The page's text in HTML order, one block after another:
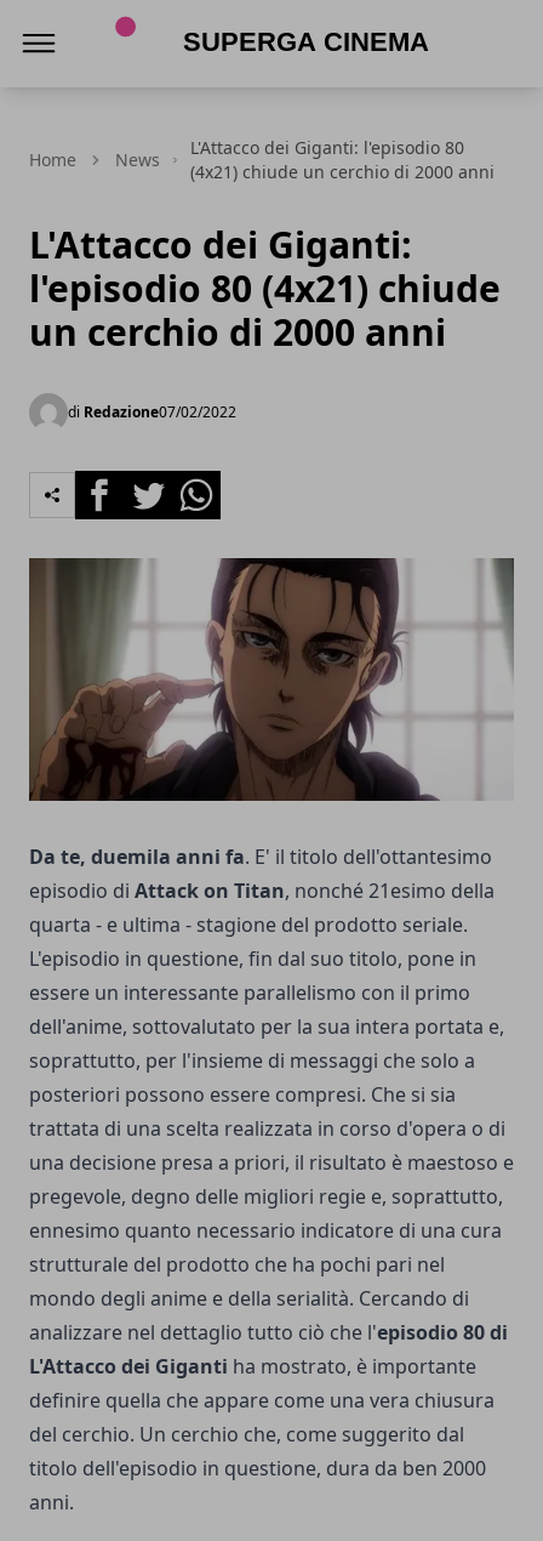
Home News
L'Attacco dei Giganti: l'episodio 80
(4x21) chiude un cerchio di 2000 anni
L'Attacco dei Giganti:
l'episodio 80 (4x21) chiude
un cerchio di 2000 anni
di Redazione07/02/2022
FacebookTwitterWhatsapp
Da te, duemila anni fa. E' il titolo dell'ottantesimo
episodio di Attack on Titan, nonché 21esimo della
quarta - e ultima - stagione del prodotto seriale.
L'episodio in questione, fin dal suo titolo, pone in
essere un interessante parallelismo con il primo
dell'anime, sottovalutato per la sua intera portata e,
soprattutto, per l'insieme di messaggi che solo a
posteriori possono essere compresi. Che si sia
trattata di una scelta realizzata in corso d'opera o di
una decisione presa a priori, il risultato è maestoso e
pregevole, degno delle migliori regie e, soprattutto,
ennesimo quanto necessario indicatore di una cura
strutturale del prodotto che ha pochi pari nel
mondo degli anime e della serialità. Cercando di
analizzare nel dettaglio tutto ciò che l'episodio 80 di
L'Attacco dei Giganti ha mostrato, è importante
definire quella che appare come una vera chiusura
del cerchio. Un cerchio che, come suggerito dal
titolo dell'episodio in questione, dura da ben 2000
anni.